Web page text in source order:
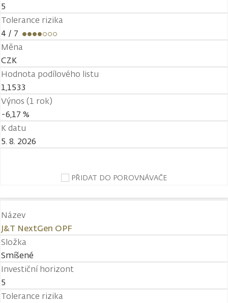
5
Tolerance rizika
4 / 7
Měna
CZK
Hodnota podílového listu
1,1533
Výnos (1 rok)
-6,17 %
K datu
5. 8. 2026
PŘIDAT DO POROVNÁVAČE
Název
J&T NextGen OPF
Složka
Smíšené
Investiční horizont
5
Tolerance rizika